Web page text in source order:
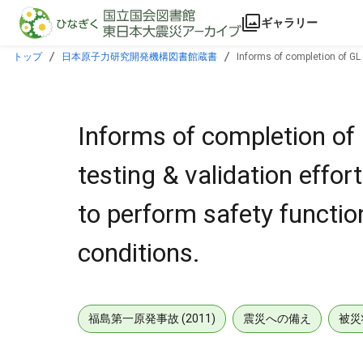
本文に飛ぶ
ギャラリー
トップ 日本原子力研究開発機構図書館蔵書
Informs of completion of
Informs of completion of
testing & validation
to perform safety
conditions.
福島第一原発事故 (2011) 震災への備え 被災